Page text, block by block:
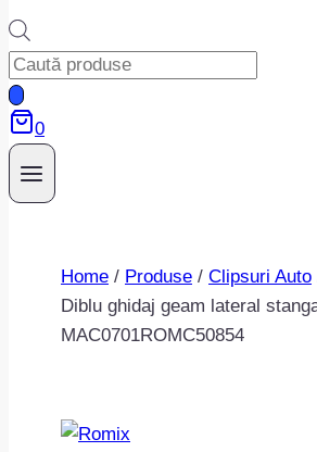
Products
search
0
Home / Produse / Clipsuri Auto
Diblu ghidaj geam lateral
MAC0701ROMC50854